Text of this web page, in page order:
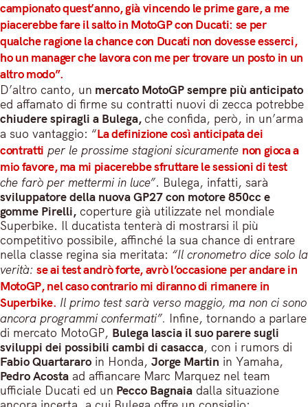
campionato quest’anno, già vincendo le prime gare, a me
piacerebbe fare il salto in MotoGP con Ducati: se per
qualche ragione la chance con Ducati non dovesse esserci,
ho un manager che lavora con me per trovare un posto in un
altro modo”.
D’altro canto, un mercato MotoGP sempre più anticipato
ed affamato di firme su contratti nuovi di zecca potrebbe
chiudere spiragli a Bulega, che confida, però, in un’arma
a suo vantaggio: “La definizione così anticipata dei
contratti per le prossime stagioni sicuramente non gioca a
mio favore, ma mi piacerebbe sfruttare le sessioni di test
che farò per mettermi in luce”. Bulega, infatti, sarà
sviluppatore della nuova GP27 con motore 850cc e
gomme Pirelli, coperture già utilizzate nel mondiale
Superbike. Il ducatista tenterà di mostrarsi il più
competitivo possibile, affinché la sua chance di entrare
nella classe regina sia meritata: “Il cronometro dice solo la
verità: se ai test andrò forte, avrò l’occasione per andare in
MotoGP, nel caso contrario mi diranno di rimanere in
Superbike. Il primo test sarà verso maggio, ma non ci sono
ancora programmi confermati”. Infine, tornando a parlare
di mercato MotoGP, Bulega lascia il suo parere sugli
sviluppi dei possibili cambi di casacca, con i rumors di
Fabio Quartararo in Honda, Jorge Martin in Yamaha,
Pedro Acosta ad affiancare Marc Marquez nel team
ufficiale Ducati ed un Pecco Bagnaia dalla situazione